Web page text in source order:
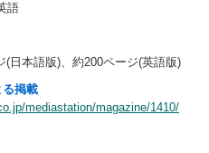
語
(日本語版)、約200ページ(英語版)
る掲載
mediastation/magazine/1410/